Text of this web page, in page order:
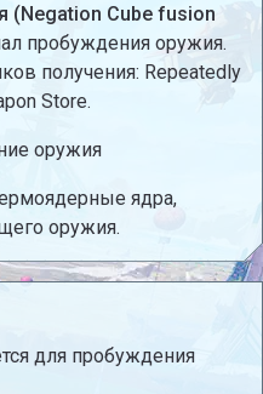
(Negation Cube fusion
пробуждения оружия.
получения: Repeatedly
Store.
оружия
ядра,
оружия.
для пробуждения